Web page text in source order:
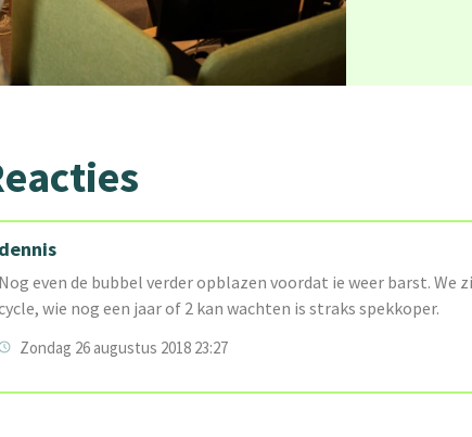
dennis
Nog even de bubbel verder opblazen voordat ie weer barst. We
wie nog een jaar of 2 kan wachten is straks spekkoper.
Zondag 26 augustus 2018 23:27